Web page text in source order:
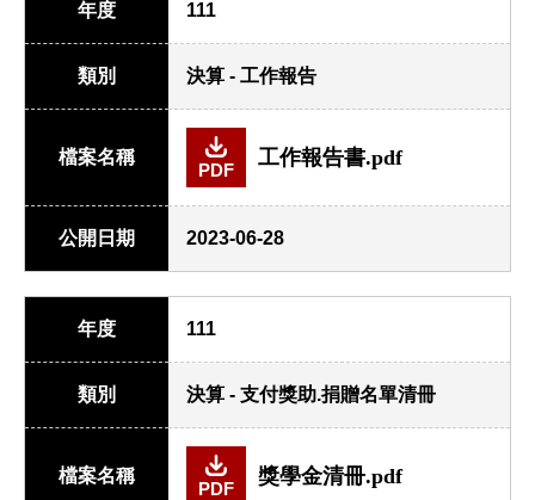
年度 111
類別 決算 - 工作報告
檔案名稱
PDF
工作報告書.pdf
公開日期 2023-06-28
年度 111
類別 決算 - 支付獎助.捐贈名單清冊
檔案名稱
PDF
獎學金清冊.pdf